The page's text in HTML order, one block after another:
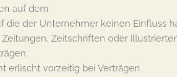
auf dem
die der Unternehmer keinen Einfluss
Zeitschriften oder
erlischt vorzeitig bei Verträgen